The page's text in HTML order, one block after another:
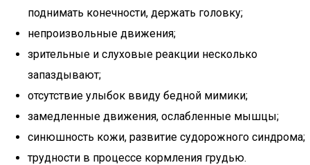
поднимать конечности, держать головку;
непроизвольные движения;
зрительные и слуховые реакции несколько
запаздывают;
отсутствие улыбок ввиду бедной мимики;
замедленные движения, ослабленные мышцы;
синюшность кожи, развитие судорожного синдрома;
трудности в процессе кормления грудью.